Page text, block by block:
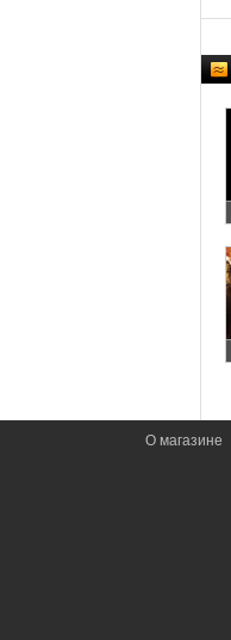
О магазине